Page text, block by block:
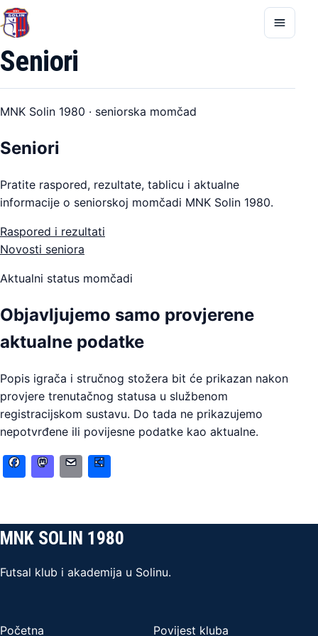
Otvori
izbornik
Seniori
MNK Solin 1980 · seniorska momčad
Seniori
Pratite raspored, rezultate, tablicu i aktualne
informacije o seniorskoj momčadi MNK Solin 1980.
Raspored i rezultati
Novosti seniora
Aktualni status momčadi
Objavljujemo samo provjerene
aktualne podatke
Popis igrača i stručnog stožera bit će prikazan nakon
provjere trenutačnog statusa u službenom
registracijskom sustavu. Do tada ne prikazujemo
nepotvrđene ili povijesne podatke kao aktualne.
Facebook
Mastodon
Email
MNK SOLIN 1980
Futsal klub i akademija u Solinu.
Početna Povijest kluba